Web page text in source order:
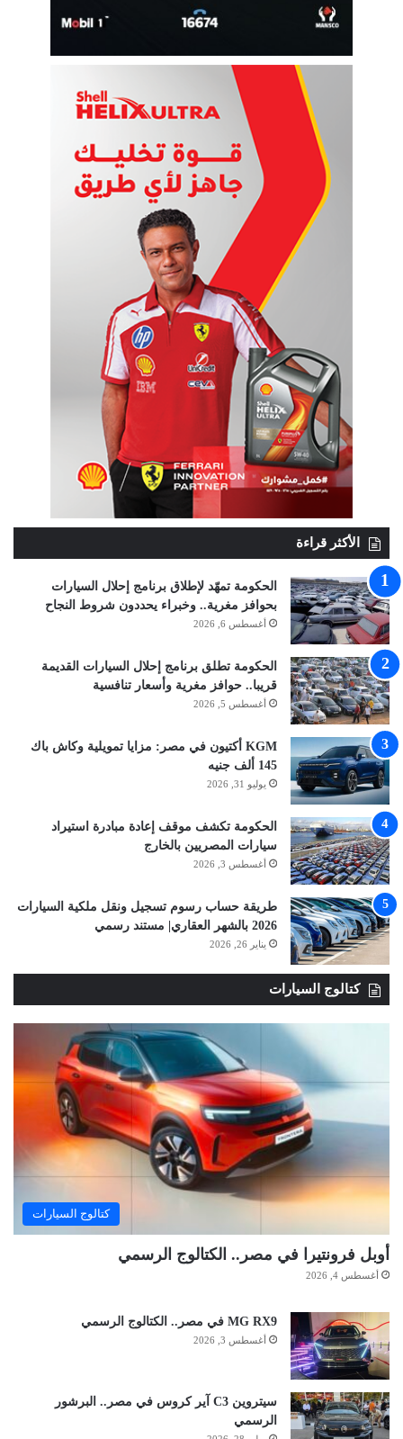
الأكثر قراءة
الحكومة تمهّد لإطلاق برنامج إحلال السيارات
بحوافز مغرية.. وخبراء يحددون شروط النجاح
أغسطس 6, 2026
الحكومة تطلق برنامج إحلال السيارات القديمة
قريبا.. حوافز مغرية وأسعار تنافسية
أغسطس 5, 2026
KGM أكتيون في مصر: مزايا تمويلية وكاش باك
145 ألف جنيه
يوليو 31, 2026
الحكومة تكشف موقف إعادة مبادرة استيراد
سيارات المصريين بالخارج
أغسطس 3, 2026
طريقة حساب رسوم تسجيل ونقل ملكية السيارات
2026 بالشهر العقاري| مستند رسمي
يناير 26, 2026
كتالوج السيارات
كتالوج السيارات
أوبل فرونتيرا في مصر.. الكتالوج الرسمي
أغسطس 4, 2026
MG RX9 في مصر.. الكتالوج الرسمي
أغسطس 3, 2026
سيتروين C3 آير كروس في مصر.. البرشور
الرسمي